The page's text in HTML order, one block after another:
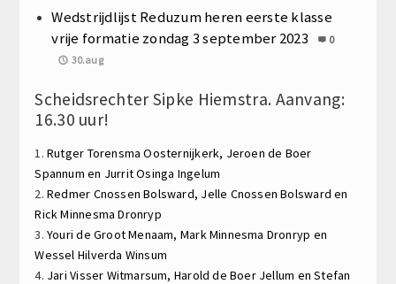
Wedstrijdlijst Reduzum heren eerste klasse
vrije formatie zondag 3 september 2023
0
30.aug
Scheidsrechter Sipke Hiemstra. Aanvang:
16.30 uur!
1.Rutger TorensmaOosternijkerk, Jeroen de Boer
Spannum en Jurrit Osinga Ingelum
2.Redmer CnossenBolsward, Jelle CnossenBolsward en
Rick MinnesmaDronryp
3.Youri de GrootMenaam, Mark Minnesma Dronryp en
Wessel Hilverda Winsum
4. Jari Visser Witmarsum, Harold de Boer Jellum enStefan